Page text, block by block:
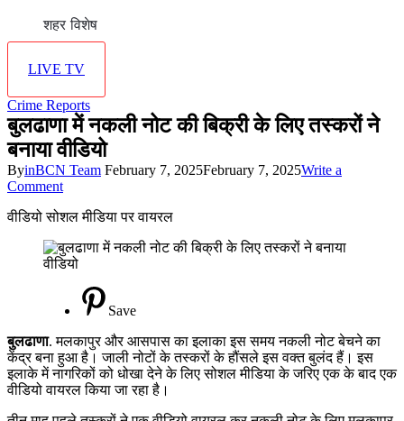
शहर विशेष
LIVE TV
Crime Reports
बुलढाणा में नकली नोट की बिक्री के लिए तस्करों ने
बनाया वीडियो
ByinBCN Team February 7, 2025February 7, 2025Write a
Commenton
में
नोट
की
लिए
ने
बनाया
वीडियो
वीडियो सोशल मीडिया पर वायरल
Save
बुलढाणा. मलकापुर और आसपास का इलाका इस समय नकली नोट बेचने का
केंद्र बना हुआ है। जाली नोटों के तस्करों के हौंसले इस वक्त बुलंद हैं। इस
इलाके में नागरिकों को धोखा देने के लिए सोशल मीडिया के जरिए एक के बाद एक
वीडियो वायरल किया जा रहा है।